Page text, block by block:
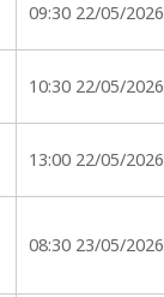
09:30 22/05/2026
10:30 22/05/2026
13:00 22/05/2026
08:30 23/05/2026